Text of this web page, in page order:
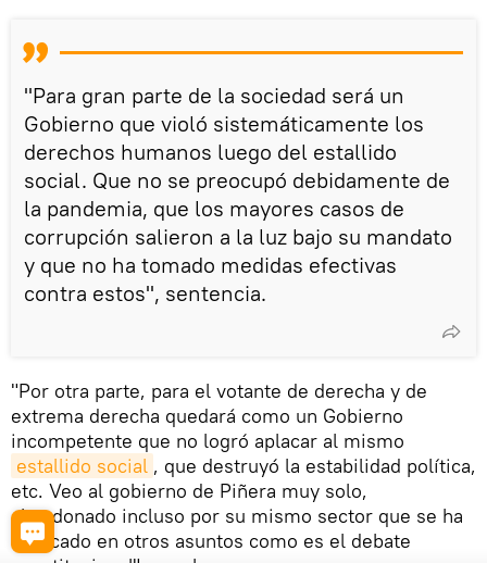
"Para gran parte de la sociedad será un
Gobierno que violó sistemáticamente los
derechos humanos luego del estallido
social. Que no se preocupó debidamente de
la pandemia, que los mayores casos de
corrupción salieron a la luz bajo su mandato
y que no ha tomado medidas efectivas
contra estos", sentencia.
"Por otra parte, para el votante de derecha y de
extrema derecha quedará como un Gobierno
incompetente que no logró aplacar al mismo
estallido social , que destruyó la estabilidad política,
etc. Veo al gobierno de Piñera muy solo,
abandonado incluso por su mismo sector que se ha
enfocado en otros asuntos como es el debate